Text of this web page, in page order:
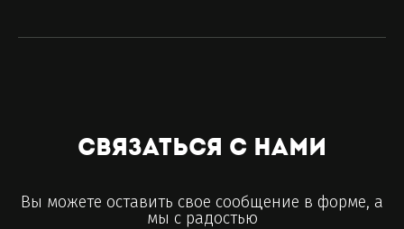
Связаться с нами
Вы можете оставить свое сообщение в форме, а
мы с радостью